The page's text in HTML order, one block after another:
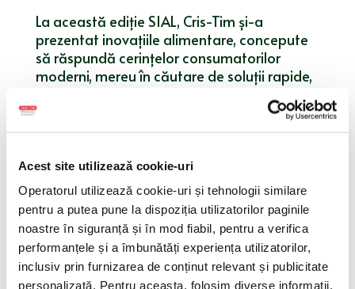
Acest site utilizează cookie-uri
Operatorul utilizează cookie-uri și tehnologii similare
pentru a putea pune la dispoziția utilizatorilor paginile
noastre în siguranță și în mod fiabil, pentru a verifica
performanțele și a îmbunătăți experiența utilizatorilor,
inclusiv prin furnizarea de conținut relevant și publicitate
personalizată. Pentru aceasta, folosim diverse informații,
La această ediție SIAL, Cris-Tim și-a
prezentat inovațiile alimentare, concepute
să răspundă cerințelor consumatorilor
moderni, mereu în căutare de soluții rapide,
evenimentului, standul companiei oferă o
selecție variată de soluții de snacking din
opțiuni de tip „ready meal” meniu.
Pe lângă prezentarea portofoliului de
noutăți, un alt obiectiv pentru Cris-Tim la
SIAL Paris 2024 este extinderea prezenței
sale pe piețele internaționale prin încheierea
de noi parteneriate cu retaileri din Europa.